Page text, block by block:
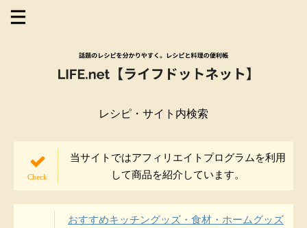
レシピ・サイト内検索
当サイトではアフィリエイトプログラムを利用
して商品を紹介しています。
おすすめキッチングッズ・食材・ホームグッズ